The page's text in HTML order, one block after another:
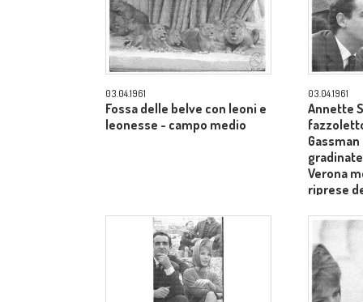
03.04.1961
Fossa delle belve con leoni e
leonesse - campo medio
03.04.1961
Annette
Verona
riprese